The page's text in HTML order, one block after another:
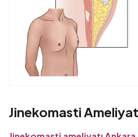
Jinekomasti